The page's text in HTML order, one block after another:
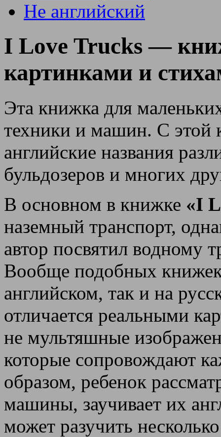
Не английский
I Love Trucks —
картинками и
Эта книжка для
техники и машин. С этой
английские названия
бульдозеров и многих
В основном в книжке «I
наземный транспорт,
автор посвятил водному
Вообще подобных
английском, так и на
отличается реальными
не мультяшные
которые сопровождают
образом, ребенок
машины, заучивает их
может разучить